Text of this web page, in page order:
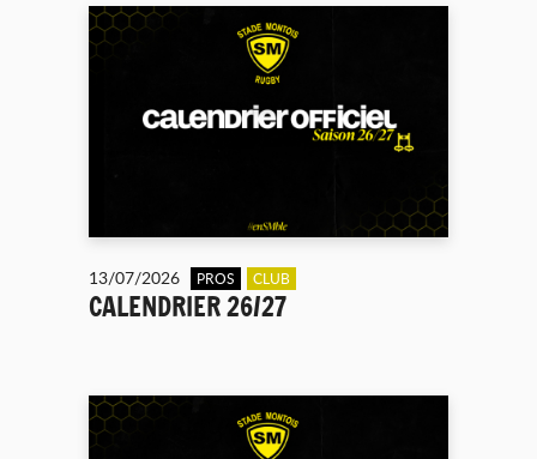
13/07/2026 PROS CLUB
CALENDRIER 26/27